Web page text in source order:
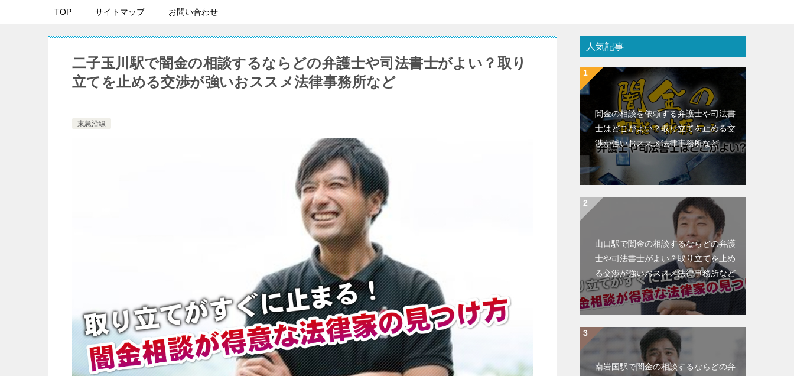
TOP サイトマップ お問い合わせ
二子玉川駅で闇金の相談するならどの弁護士や司法書士がよい？取り
立てを止める交渉が強いおススメ法律事務所など
東急沿線
人気記事
闇金の相談を依頼する弁護士や司法書
士はどこがよい？取り立てを止める交
渉が強いおススメ法律事務所など
山口駅で闇金の相談するならどの弁護
士や司法書士がよい？取り立てを止め
る交渉が強いおススメ法律事務所など
南岩国駅で闇金の相談するならどの弁